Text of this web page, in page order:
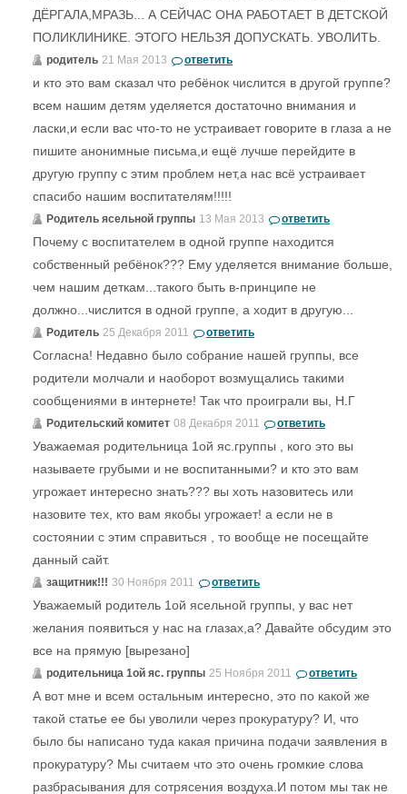
ДЁРГАЛА,МРАЗЬ... А СЕЙЧАС ОНА РАБОТАЕТ В ДЕТСКОЙ
ПОЛИКЛИНИКЕ. ЭТОГО НЕЛЬЗЯ ДОПУСКАТЬ. УВОЛИТЬ.
родитель 21 Мая 2013 ответить
и кто это вам сказал что ребёнок числится в другой группе?
всем нашим детям уделяется достаточно внимания и
ласки,и если вас что-то не устраивает говорите в глаза а не
пишите анонимные письма,и ещё лучше перейдите в
другую группу с этим проблем нет,а нас всё устраивает
спасибо нашим воспитателям!!!!!
Родитель ясельной группы 13 Мая 2013 ответить
Почему с воспитателем в одной группе находится
собственный ребёнок??? Ему уделяется внимание больше,
чем нашим деткам...такого быть в-принципе не
должно...числится в одной группе, а ходит в другую...
Родитель 25 Декабря 2011 ответить
Согласна! Недавно было собрание нашей группы, все
родители молчали и наоборот возмущались такими
сообщениями в интернете! Так что проиграли вы, Н.Г
Родительский комитет 08 Декабря 2011 ответить
Уважаемая родительница 1ой яс.группы , кого это вы
называете грубыми и не воспитанными? и кто это вам
угрожает интересно знать??? вы хоть назовитесь или
назовите тех, кто вам якобы угрожает! а если не в
состоянии с этим справиться , то вообще не посещайте
данный сайт.
защитник!!! 30 Ноября 2011 ответить
Уважаемый родитель 1ой ясельной группы, у вас нет
желания появиться у нас на глазах,а? Давайте обсудим это
все на прямую [вырезано]
родительница 1ой яс. группы 25 Ноября 2011 ответить
А вот мне и всем остальным интересно, это по какой же
такой статье ее бы уволили через прокуратуру? И, что
было бы написано туда какая причина подачи заявления в
прокуратуру? Мы считаем что это очень громкие слова
разбрасывания для сотрясения воздуха.И потом мы так не